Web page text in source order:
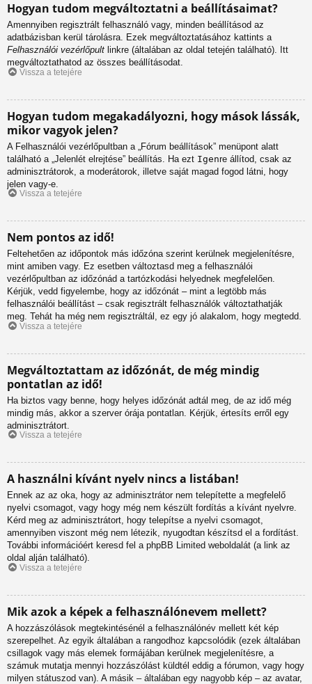
Hogyan tudom megváltoztatni a beállításaimat?
Amennyiben regisztrált felhasználó vagy, minden beállításod az
adatbázisban kerül tárolásra. Ezek megváltoztatásához kattints a
Felhasználói vezérlőpult linkre (általában az oldal tetején található). Itt
megváltoztathatod az összes beállításodat.
Vissza a tetejére
Hogyan tudom megakadályozni, hogy mások lássák,
mikor vagyok jelen?
A Felhasználói vezérlőpultban a „Fórum beállítások” menüpont alatt
található a „Jelenlét elrejtése” beállítás. Ha ezt Igenre állítod, csak az
adminisztrátorok, a moderátorok, illetve saját magad fogod látni, hogy
jelen vagy-e.
Vissza a tetejére
Nem pontos az idő!
Feltehetően az időpontok más időzóna szerint kerülnek megjelenítésre,
mint amiben vagy. Ez esetben változtasd meg a felhasználói
vezérlőpultban az időzónád a tartózkodási helyednek megfelelően.
Kérjük, vedd figyelembe, hogy az időzónát – mint a legtöbb más
felhasználói beállítást – csak regisztrált felhasználók változtathatják
meg. Tehát ha még nem regisztráltál, ez egy jó alakalom, hogy megtedd.
Vissza a tetejére
Megváltoztattam az időzónát, de még mindig
pontatlan az idő!
Ha biztos vagy benne, hogy helyes időzónát adtál meg, de az idő még
mindig más, akkor a szerver órája pontatlan. Kérjük, értesíts erről egy
adminisztrátort.
Vissza a tetejére
A használni kívánt nyelv nincs a listában!
Ennek az az oka, hogy az adminisztrátor nem telepítette a megfelelő
nyelvi csomagot, vagy hogy még nem készült fordítás a kívánt nyelvre.
Kérd meg az adminisztrátort, hogy telepítse a nyelvi csomagot,
amennyiben viszont még nem létezik, nyugodtan készítsd el a fordítást.
További információért keresd fel a phpBB Limited weboldalát (a link az
oldal alján található).
Vissza a tetejére
Mik azok a képek a felhasználónevem mellett?
A hozzászólások megtekintésénél a felhasználónév mellett két kép
szerepelhet. Az egyik általában a rangodhoz kapcsolódik (ezek általában
csillagok vagy más elemek formájában kerülnek megjelenítésre, a
számuk mutatja mennyi hozzászólást küldtél eddig a fórumon, vagy hogy
milyen státuszod van). A másik – általában egy nagyobb kép – az avatar,